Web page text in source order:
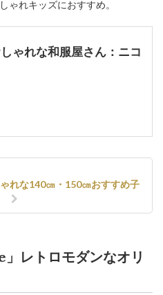
ゃれキッズにおすすめ。
ゃれな和服屋さん：ニコ
れな140㎝・150㎝おすすめ子
レトロモダンなオリ